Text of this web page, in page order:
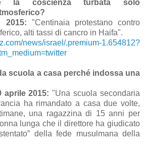
la coscienza turbata solo
2015: "Centinaia protestano contro
alti tassi di cancro in Haifa".
news/israel/.premium-1.654812?
scuola a casa perché indossa una
aprile 2015: "Una scuola secondaria
ha rimandato a casa due volte,
una ragazzina di 15 anni per
lunga che il direttore ha giudicato
della fede musulmana della